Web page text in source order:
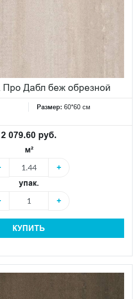
Про Дабл беж обрезной
Размер: 60*60 см
2 079.60 руб.
м²
+
упак.
+
КУПИТЬ